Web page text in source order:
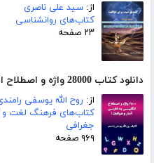
از: سید علی ناصری
کتاب‌های روانشناسی
۲۳ صفحه
دانلود کتاب 28000 واژه و اصطلاح انگلیسی به فارسی (آمار و هوافضا)
از: روح الله یوسفی
کتاب‌های فرهنگ لغت و
جغرافی
۹۶۹ صفحه